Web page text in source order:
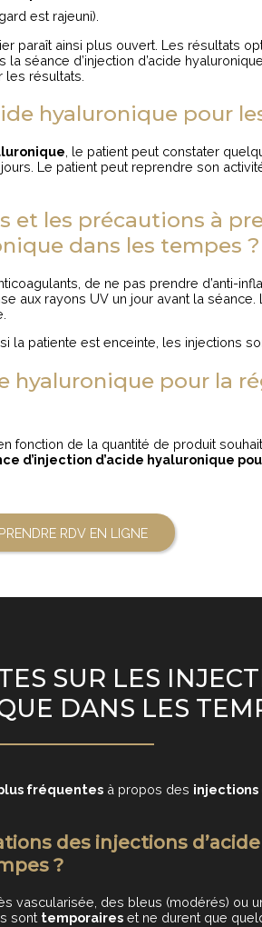
est rajeuni).
paraît ainsi plus ouvert. Les résultats
séance d’injection d’acide
résultats.
hyaluronique pour
, le patient peut constater
Le patient peut reprendre son
et les précautions à
dans les tempes ?
de ne pas prendre d’anti-
aux rayons UV un jour avant la séance.
la patiente est enceinte, les injections
hyaluronique pour la
fonction de la quantité de produit
d’injection d’acide hyaluronique
PRENDRE RDV EN LIGNE
SUR LES
DANS LES
fréquentes à propos des injections
des injections d’acide
?
vascularisée, des bleus (modérés) ou
sont temporaires et ne durent que